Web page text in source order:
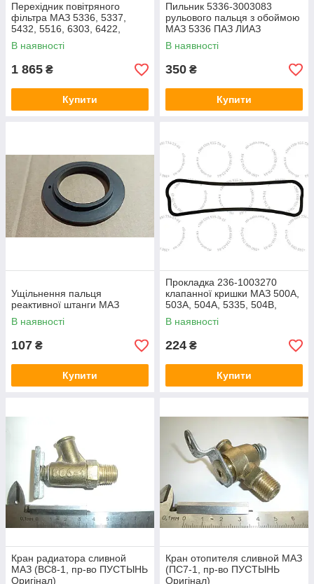
Перехідник повітряного
фільтра МАЗ 5336, 5337,
5432, 5516, 6303, 6422,
64229..(6422-1109144-01,
вир-во Білорусь)
В наявності
1 865 ₴
Купити
Пильник 5336-3003083
рульового пальця з обоймою
МАЗ 5336 ПАЗ ЛИАЗ
поліуретан
В наявності
350 ₴
Купити
Ущільнення пальця
реактивної штанги МАЗ
В наявності
107 ₴
Купити
Прокладка 236-1003270
клапанної кришки МАЗ 500А,
503А, 504А, 5335, 504В,
5429, 5433, 5549
В наявності
224 ₴
Купити
Кран радиатора сливной
МАЗ (ВС8-1, пр-во ПУСТЫНЬ
Оригінал)
Кран отопителя сливной МАЗ
(ПС7-1, пр-во ПУСТЫНЬ
Оригінал)